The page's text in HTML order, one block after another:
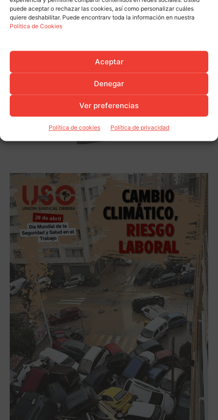
puede aceptar o rechazar las cookies, así como personalizar cuáles
quiere deshabilitar. Puede encontrarv toda la información en nuestra
Política de Cookies
Aceptar
Denegar
Ver preferencias
Política de cookies Política de privacidad